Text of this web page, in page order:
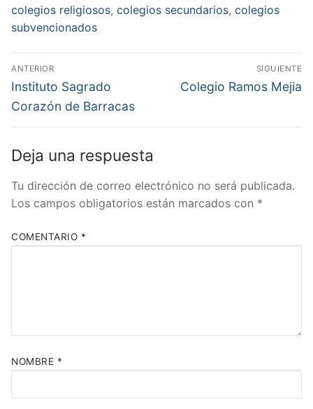
colegios religiosos, colegios secundarios, colegios
subvencionados
Navegación
de
entradas
ANTERIOR
Entrada
anterior:
Instituto Sagrado
Corazón de Barracas
SIGUIENTE
Entrada
Colegio Ramos Mejia
Deja una respuesta
Tu dirección de correo electrónico no será publicada.
Los campos obligatorios están marcados con *
COMENTARIO *
NOMBRE *